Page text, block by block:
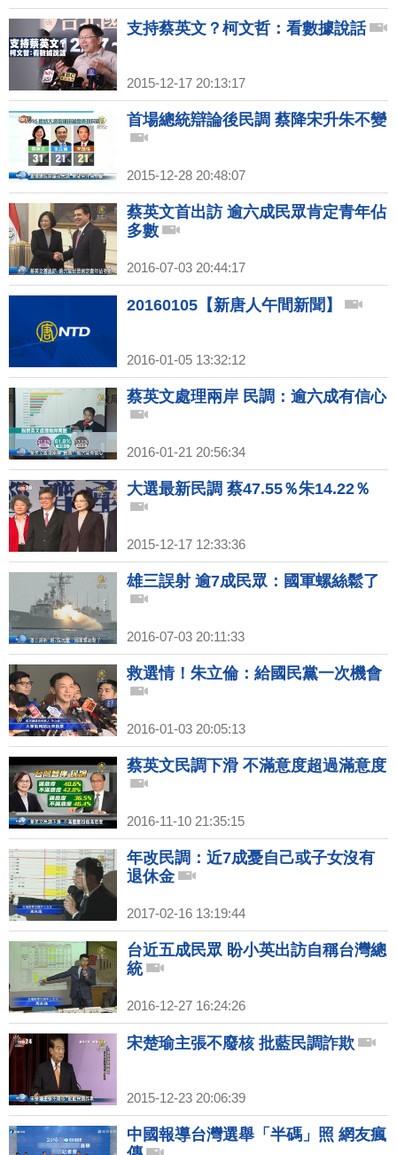
支持蔡英文？柯文哲：看數據說話
2015-12-17 20:13:17
首場總統辯論後民調 蔡降宋升朱不變
2015-12-28 20:48:07
蔡英文首出訪 逾六成民眾肯定青年佔
多數
2016-07-03 20:44:17
20160105【新唐人午間新聞】
2016-01-05 13:32:12
蔡英文處理兩岸 民調：逾六成有信心
2016-01-21 20:56:34
大選最新民調 蔡47.55％朱14.22％
2015-12-17 12:33:36
雄三誤射 逾7成民眾：國軍螺絲鬆了
2016-07-03 20:11:33
救選情！朱立倫：給國民黨一次機會
2016-01-03 20:05:13
蔡英文民調下滑 不滿意度超過滿意度
2016-11-10 21:35:15
年改民調：近7成憂自己或子女沒有
退休金
2017-02-16 13:19:44
台近五成民眾 盼小英出訪自稱台灣總
統
2016-12-27 16:24:26
宋楚瑜主張不廢核 批藍民調詐欺
2015-12-23 20:06:39
中國報導台灣選舉「半碼」照 網友瘋